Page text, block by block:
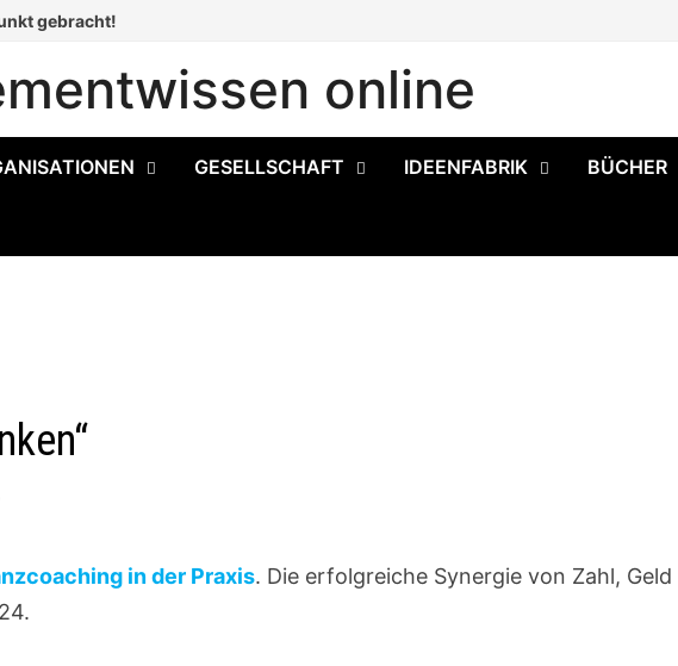
gebracht!
online
GESELLSCHAFT IDEENFABRIK BÜCHER
in der Praxis. Die erfolgreiche Synergie von Zahl, Geld